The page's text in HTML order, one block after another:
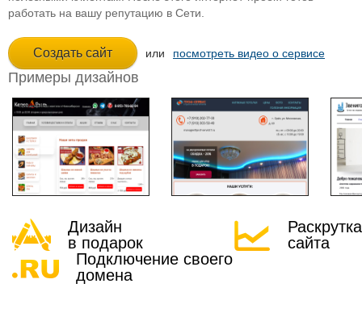
работать на вашу репутацию в Сети.
или посмотреть видео о сервисе
Примеры дизайнов
Дизайн
в подарок
Раскрутка
сайта
Подключение своего
домена